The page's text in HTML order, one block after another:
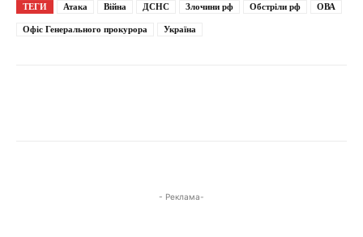
Фото: наслідки російського авіаудару по Слов'янську / Донецька обласна
ТЕГИ Атака Війна ДСНС Злочини рф Обстріли рф ОВА
Офіс Генерального прокурора Україна
- Реклама-